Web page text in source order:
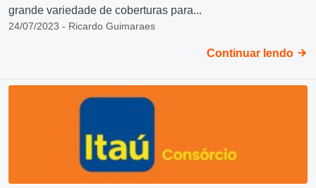
grande variedade de coberturas para...
24/07/2023 - Ricardo Guimaraes
Continuar lendo